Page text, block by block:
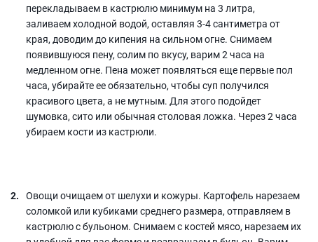
перекладываем в кастрюлю минимум на 3 литра,
заливаем холодной водой, оставляя 3-4 сантиметра от
края, доводим до кипения на сильном огне. Снимаем
появившуюся пену, солим по вкусу, варим 2 часа на
медленном огне. Пена может появляться еще первые пол
часа, убирайте ее обязательно, чтобы суп получился
красивого цвета, а не мутным. Для этого подойдет
шумовка, сито или обычная столовая ложка. Через 2 часа
убираем кости из кастрюли.
Овощи очищаем от шелухи и кожуры. Картофель нарезаем
соломкой или кубиками среднего размера, отправляем в
кастрюлю с бульоном. Снимаем с костей мясо, нарезаем их